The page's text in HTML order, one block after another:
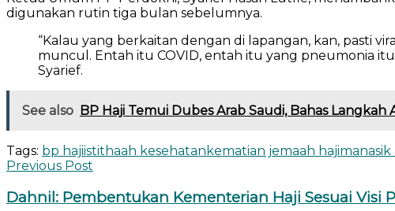
digunakan rutin tiga bulan sebelumnya.
“Kalau yang berkaitan dengan di lapangan, kan, pasti
muncul. Entah itu COVID, entah itu yang pneumonia
Syarief.
See also BP Haji Temui Dubes Arab Saudi, Bahas Langkah
Tags: bp hajiistithaah kesehatan kematian jemaah haji
Previous Post
Dahnil: Pembentukan Kementerian Haji Sesuai Visi